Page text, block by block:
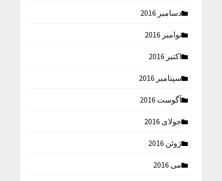
دسامبر 2016
نوامبر 2016
اکتبر 2016
سپتامبر 2016
آگوست 2016
جولای 2016
ژوئن 2016
می 2016